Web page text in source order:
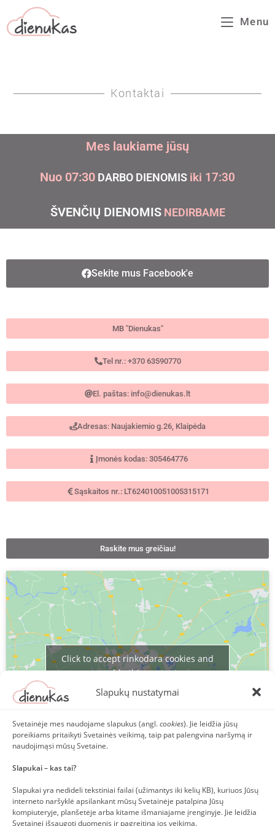
Slapukų nustatymai
Svetainėje mes naudojame slapukus (angl.cookies). Jie leidžia jūsų
poreikiams pritaikyti Svetainės veikimą, taip pat palengvina naršymą ir
naudojimąsi mūsų Svetaine.
Slapukai – kas tai?
Slapukai yra nedideli tekstiniai failai (užimantys iki kelių KB), kuriuos Jūsų
interneto naršyklė apsilankant mūsų Svetainėje patalpina Jūsų
kompiuteryje, planšetėje arba kitame išmaniajame įrenginyje. Jie leidžia
Svetainei išsaugoti duomenis ir pagreitina jos veikimą.
Menu
Kontaktai
Mes laukiame jūsų
Nuo 07:30 DARBO DIENOMIS iki 17:30
ŠVENČIŲ DIENOMIS NEDIRBAME
Sekite mus Facebook'e
MB "Dienukas"
Tel nr.: +370 63590770
El. paštas: info@dienukas.lt
Adresas: Naujakiemio g.26, Klaipėda
Įmonės kodas: 305464776
Sąskaitos nr.: LT624010051005315171
Raskite mus greičiau!
Click to accept rinkodara cookies and
enable this content
ATGAL